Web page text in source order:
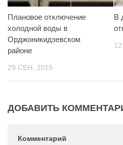
Плановое отключение
холодной воды в
Орджоникидзевском
районе
29 СЕН, 2015
В
ДОБАВИТЬ
Комментарий